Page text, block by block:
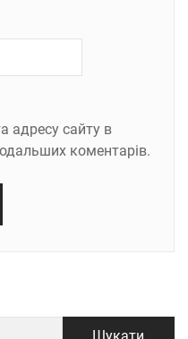
адресу сайту в
коментарів.